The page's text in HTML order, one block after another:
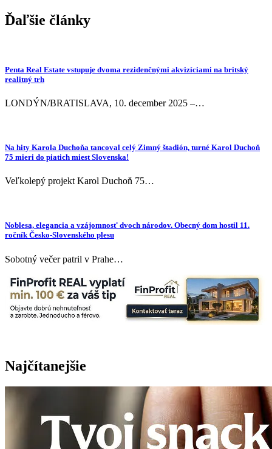
Ďaľšie články
Penta Real Estate vstupuje dvoma rezidenčnými akvizíciami na britský
realitný trh
LONDÝN/BRATISLAVA, 10. december 2025 –…
Na hity Karola Duchoňa tancoval celý Zimný štadión, turné Karol Duchoň
75 mieri do piatich miest Slovenska!
Veľkolepý projekt Karol Duchoň 75…
Noblesa, elegancia a vzájomnosť dvoch národov. Obecný dom hostil 11.
ročník Česko-Slovenského plesu
Sobotný večer patril v Prahe…
Najčítanejšie